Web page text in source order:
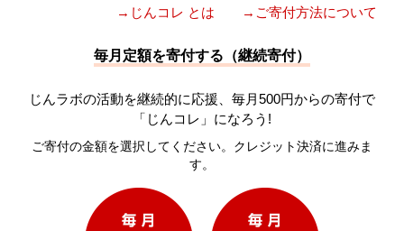
→じんコレ とは →ご寄付方法について
毎月定額を寄付する（継続寄付）
じんラボの活動を継続的に応援、毎月500円からの寄付で
「じんコレ」になろう!
ご寄付の金額を選択してください。クレジット決済に進みま
す。